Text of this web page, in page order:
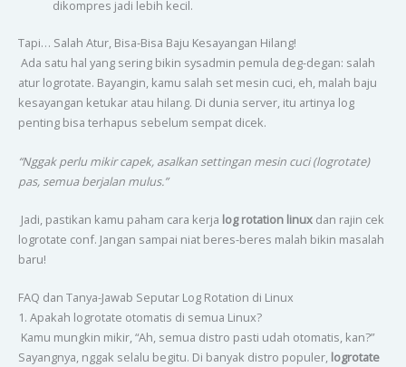
dikompres jadi lebih kecil.
Tapi… Salah Atur, Bisa-Bisa Baju Kesayangan Hilang!
Ada satu hal yang sering bikin sysadmin pemula deg-degan: salah
atur logrotate. Bayangin, kamu salah set mesin cuci, eh, malah baju
kesayangan ketukar atau hilang. Di dunia server, itu artinya log
penting bisa terhapus sebelum sempat dicek.
“Nggak perlu mikir capek, asalkan settingan mesin cuci (logrotate)
pas, semua berjalan mulus.”
Jadi, pastikan kamu paham cara kerja log rotation linuxdan rajin cek
logrotate conf. Jangan sampai niat beres-beres malah bikin masalah
baru!
FAQ dan Tanya-Jawab Seputar Log Rotation di Linux
1. Apakah logrotate otomatis di semua Linux?
Kamu mungkin mikir, “Ah, semua distro pasti udah otomatis, kan?”
Sayangnya, nggak selalu begitu. Di banyak distro populer, logrotate